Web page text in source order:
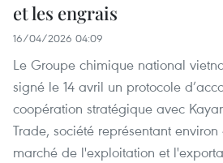
et les engrais
16/04/2026 04:09
Le Groupe chimique national
signé le 14 avril un protocole
coopération stratégique avec
Trade, société représentant
marché de l'exploitation et